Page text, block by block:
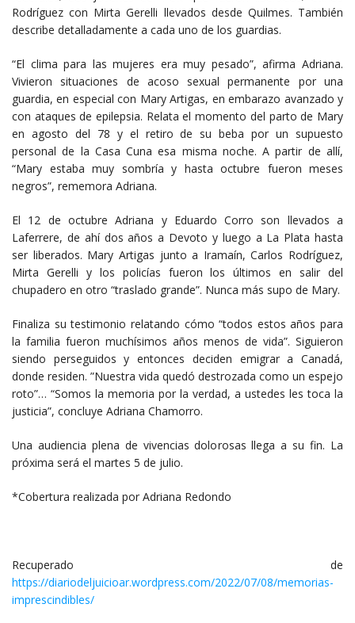
Rodríguez con Mirta Gerelli llevados desde Quilmes. También
describe detalladamente a cada uno de los guardias.
“El clima para las mujeres era muy pesado”, afirma Adriana.
Vivieron situaciones de acoso sexual permanente por una
guardia, en especial con Mary Artigas, en embarazo avanzado y
con ataques de epilepsia. Relata el momento del parto de Mary
en agosto del 78 y el retiro de su beba por un supuesto
personal de la Casa Cuna esa misma noche. A partir de allí,
“Mary estaba muy sombría y hasta octubre fueron meses
negros”, rememora Adriana.
El 12 de octubre Adriana y Eduardo Corro son llevados a
Laferrere, de ahí dos años a Devoto y luego a La Plata hasta
ser liberados. Mary Artigas junto a Iramaín, Carlos Rodríguez,
Mirta Gerelli y los policías fueron los últimos en salir del
chupadero en otro “traslado grande”. Nunca más supo de Mary.
Finaliza su testimonio relatando cómo “todos estos años para
la familia fueron muchísimos años menos de vida”. Siguieron
siendo perseguidos y entonces deciden emigrar a Canadá,
donde residen. ”Nuestra vida quedó destrozada como un espejo
roto”… “Somos la memoria por la verdad, a ustedes les toca la
justicia”, concluye Adriana Chamorro.
Una audiencia plena de vivencias dolorosas llega a su fin. La
próxima será el martes 5 de julio.
*Cobertura realizada por Adriana Redondo
Recuperado de
https://diariodeljuicioar.wordpress.com/2022/07/08/memorias-
imprescindibles/